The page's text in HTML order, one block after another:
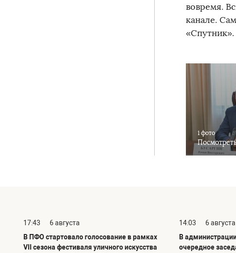
вовремя.
канале.
«Спутник».
1 фото
17:43
6 августа
В ПФО стартовало голосование в рамках
VII сезона фестиваля уличного искусства
14:03
6 августа
В
очередное